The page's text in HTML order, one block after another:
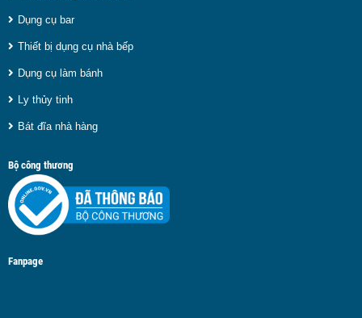
Dụng cụ bar
Thiết bị dụng cụ nhà bếp
Dụng cụ làm bánh
Ly thủy tinh
Bát đĩa nhà hàng
Bộ công thương
Fanpage